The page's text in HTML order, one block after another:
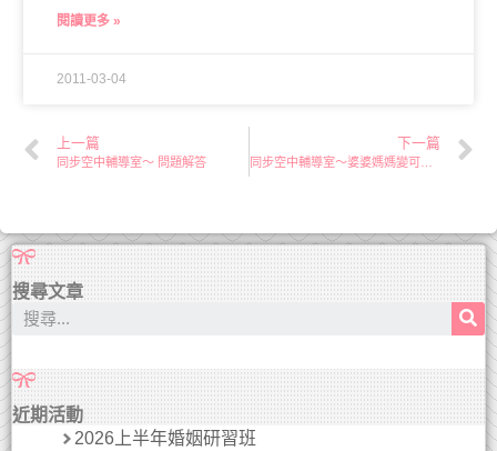
閱讀更多 »
2011-03-04
上一篇
同步空中輔導室～ 問題解答
下一篇
同步空中輔導室～婆婆媽媽變可愛了！
搜尋文章
近期活動
2026上半年婚姻研習班